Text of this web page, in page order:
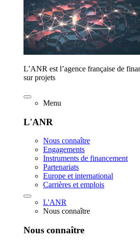
L’ANR est l’agence française de
sur projets
Menu
L'ANR
Nous connaître
Engagements
Instruments de financement
Partenariats
Europe et international
Carrières et emplois
L'ANR
Nous connaître
Nous connaître